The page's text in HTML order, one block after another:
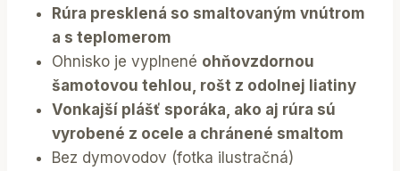
Rúra presklená so smaltovaným vnútrom
a s teplomerom
​Ohnisko je vyplnené ohňovzdornou
šamotovou tehlou, rošt z odolnej liatiny
Vonkajší plášť sporáka, ako aj rúra sú
vyrobené z ocele a chránené smaltom
Bez dymovodov (fotka ilustračná)